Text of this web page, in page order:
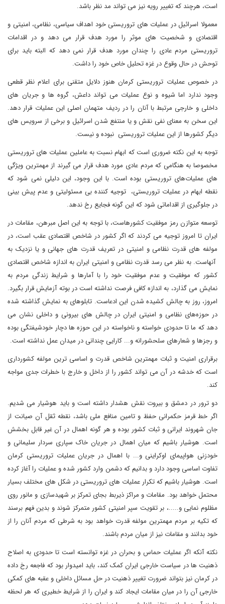
است، هرچند که تغییر رویه نیز می تواند مد نظر باشد.
معمولا اسرائیل در عملیات های تروریستی خود اهداف سیاسی، نظامی، امنیتی و
اقتصادی و شخصیت های موثر را مورد هدف قرار می دهد و در اقدامات
تروریستی مردم عادی را چندان مورد هدف قرار نمی دهد که البته باید برای
توحش در حال وقوع در غزه تحلیل خاص خود را داشت.
در خصوص عملیات تروریستی کرمان هنوز دلایل متقنی برای اعلام نظر قطعی
وجود ندارد اما شیوه و نوع عملیات می تواند داعش، گروه ها و جریان های
داخلی و خارجی مرتبط با آنان را در ردیف متهمان اصلی این عملیات قرار دهد.
این سخن به معنای نفی نقش و یا منتفع شدن اسرائیل و برخی از سرویس های
دیگر کشورها از این عملیات تروریستی نبوده و نیست.
توجه به این نکته ضروری است که ابهام نسبت به عاملین عملیات های تروریستی
مخصوصا به هنگامی که مردم عادی مورد هدف قرار می گیرند از مهمترین ویژگی
های عملیات‌های تروریستی بوده است. با این وجود، این دلیلی نمی شود که
نقطه ابهام‌ در عملیات تروریستی، توجیه کننده بی مسئولیتی و عدم پیش بینی
در جلوگیری از اقداماتی شود که این گونه فجایع رخ ندهد.
توسعه متوازن رمز موفقیت کشورهاست، با توجه به این اصل مبرهن، مقامات در
ایران تا امروز توجیه می کردند که اگر کشور در شاخص اقتصادی عقب است، در
مولفه های قدرت نظامی و امنیتی در تعریف قدرت های جهانی و یا نزدیک به
آنهاست. به نظر می رسد قدرت نظامی و امنیتی ایران به اندازه شاخص اقتصادی
کشور که موفقیت و عدم موفقیت خود را با آمارها و شرایط زندگی مردم به
نمایش می گذارد، به اندازه کافی فرصت نداشته است در بوته آزمایش قرار بگیرد.
امروز، روز به چالش کشیده شدن این ادعاست. تابلوهای به نمایش گذاشته شده
در حوزه‌های نظامی و امنیتی ایران در چالش های بیرونی و داخلی نشان می
دهد که ما تا حدودی خواسته و ناخواسته در این حوزه ها دچار خودشیفتگی بوده
و رجزها‌ و شعارهای سلحشورانه و... کارایی چندانی در میدان عمل نداشته است.
برقراری امنیت و ثبات مهمترین شاخص قدرت و اساسی ترین مولفه کشورداری
است که خدشه در آن می تواند کشور را از داخل و خارج با خطرات جدی مواجه
کند.
دو ترور در دمشق و بیروت نقش هشدار داشته است و باید هوشیار می شدیم.
اگر خط قرمز حکمرانی حفظ و تامین منافع ملی باشد، نقطه ثقل آن صیانت از
جان شهروند ایرانی و ثبات کشور بوده و هر گونه اهمال در آن غیر قابل بخشش
است. هوشیار باشیم که میان اهمال در جریان خاک سپاری سردار سلیمانی و
خودزنی هواپیمای اوکراینی و... با اهمال در جریان عملیات تروریستی کرمان
تفاوت اساسی وجود دارد و بدانیم که دشمن وارد کشور شده و عملیات را آغاز کرده
است. هوشیار باشیم که تکرار عملیات های تروریستی در شکل های مختلف بسیار
محتمل خواهد بود. مقامات و مراکز ذیربط بجای تمرکز بر شهیدسازی و مانور روی
مظلوم نمایی و.....، بر تقویت سپر امنیتی کشور متمرکز شوند و بدین فهم برسند
که تکیه بر مردم مهمترین مولفه قدرت خواهد بود به شرطی که مردم آنان را از
خود بدانند و مقامات نیز از میان مردم باشند.
نکته آنکه اگر عملیات حماس و بحران در غزه توانسته است تا حدودی به اصلاح
ذهنیت ها در سیاست خارجی ایران کمک کند، باید امیدوار بود که فاجعه رخ داده
در کرمان نیز بتواند ضرورت تغییر ذهنیت در حل مسائل داخلی و عقبه های کمکی
خارجی آن را در میان مقامات ایجاد کند و ایران را از شرایط خطیری که هر لحظه